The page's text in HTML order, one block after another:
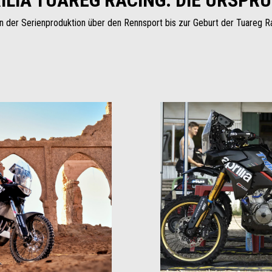
der Serienproduktion über den Rennsport bis zur Geburt der Tuareg